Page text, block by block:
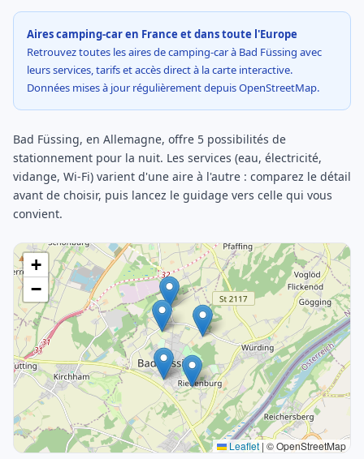
Aires camping-car en France et dans toute l'Europe
Retrouvez toutes les aires de camping-car à Bad Füssing avec
leurs services, tarifs et accès direct à la carte interactive.
Données mises à jour régulièrement depuis OpenStreetMap.
Bad Füssing, en Allemagne, offre 5 possibilités de
stationnement pour la nuit. Les services (eau, électricité,
vidange, Wi-Fi) varient d'une aire à l'autre : comparez le détail
avant de choisir, puis lancez le guidage vers celle qui vous
convient.
+
−
Leaflet | © OpenStreetMap